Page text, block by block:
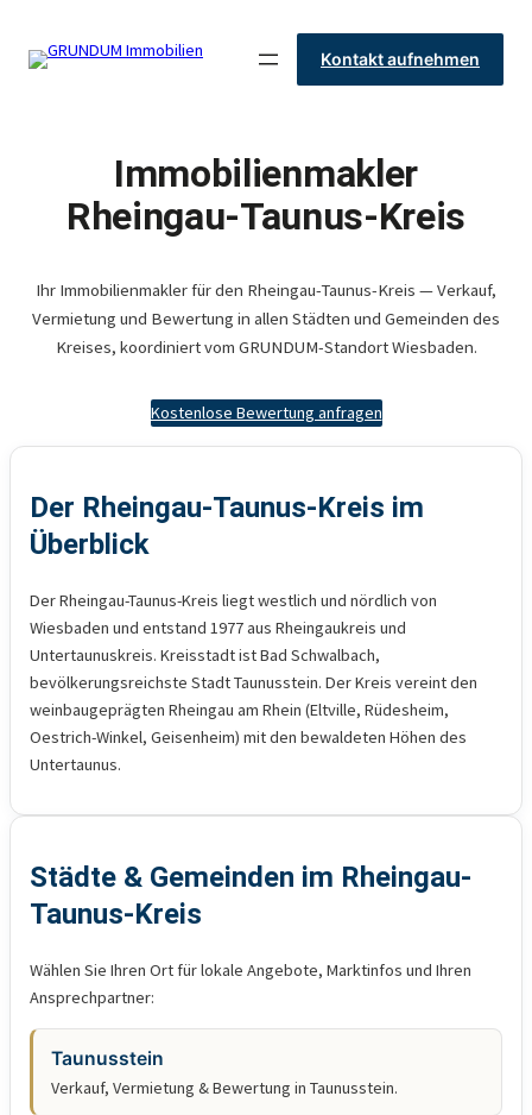
Inhalt
springen
Kontakt aufnehmen
Immobilienmakler
Rheingau-Taunus-Kreis
Ihr Immobilienmakler für den Rheingau-Taunus-Kreis — Verkauf,
Vermietung und Bewertung in allen Städten und Gemeinden des
Kreises, koordiniert vom GRUNDUM-Standort Wiesbaden.
Kostenlose Bewertung anfragen
Der Rheingau-Taunus-Kreis im
Überblick
Der Rheingau-Taunus-Kreis liegt westlich und nördlich von
Wiesbaden und entstand 1977 aus Rheingaukreis und
Untertaunuskreis. Kreisstadt ist Bad Schwalbach,
bevölkerungsreichste Stadt Taunusstein. Der Kreis vereint den
weinbaugeprägten Rheingau am Rhein (Eltville, Rüdesheim,
Oestrich-Winkel, Geisenheim) mit den bewaldeten Höhen des
Untertaunus.
Städte & Gemeinden im Rheingau-
Taunus-Kreis
Wählen Sie Ihren Ort für lokale Angebote, Marktinfos und Ihren
Ansprechpartner:
Taunusstein
Verkauf, Vermietung & Bewertung in Taunusstein.